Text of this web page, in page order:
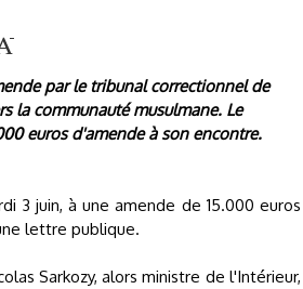
par le tribunal correctionnel de
la communauté musulmane. Le
euros d'amende à son encontre.
3 juin, à une amende de 15.000 euros
lettre publique.
Sarkozy, alors ministre de l'Intérieur,